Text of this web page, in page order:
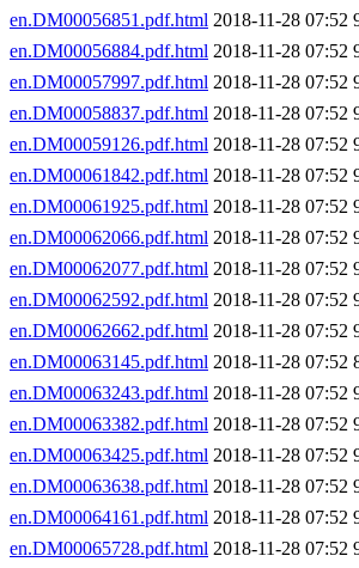
en.DM00056851.pdf.html 2018-11-28 07:52
en.DM00056884.pdf.html 2018-11-28 07:52
en.DM00057997.pdf.html 2018-11-28 07:52
en.DM00058837.pdf.html 2018-11-28 07:52
en.DM00059126.pdf.html 2018-11-28 07:52
en.DM00061842.pdf.html 2018-11-28 07:52
en.DM00061925.pdf.html 2018-11-28 07:52
en.DM00062066.pdf.html 2018-11-28 07:52
en.DM00062077.pdf.html 2018-11-28 07:52
en.DM00062592.pdf.html 2018-11-28 07:52
en.DM00062662.pdf.html 2018-11-28 07:52
en.DM00063145.pdf.html 2018-11-28 07:52
en.DM00063243.pdf.html 2018-11-28 07:52
en.DM00063382.pdf.html 2018-11-28 07:52
en.DM00063425.pdf.html 2018-11-28 07:52
en.DM00063638.pdf.html 2018-11-28 07:52
en.DM00064161.pdf.html 2018-11-28 07:52
en.DM00065728.pdf.html 2018-11-28 07:52